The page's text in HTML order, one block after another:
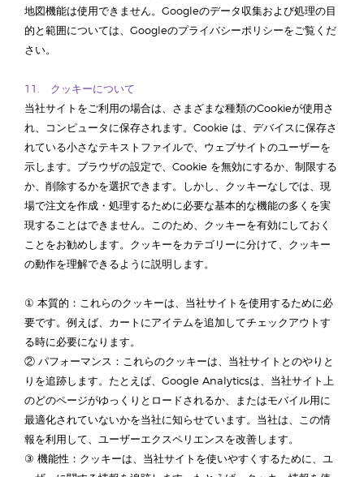
地図機能は使用できません。Googleのデータ収集および処理の目
的と範囲については、Googleのプライバシーポリシーをご覧くだ
さい。
11. クッキーについて
当社サイトをご利用の場合は、さまざまな種類のCookieが使用さ
れ、コンピュータに保存されます。Cookie は、デバイスに保存さ
れている小さなテキストファイルで、ウェブサイトのユーザーを
示します。ブラウザの設定で、Cookie を無効にするか、制限する
か、削除するかを選択できます。しかし、クッキーなしでは、現
場で注文を作成・処理するために必要な基本的な機能の多くを実
現することはできません。このため、クッキーを有効にしておく
ことをお勧めします。クッキーをカテゴリーに分けて、クッキー
の動作を理解できるように説明します。
① 本質的：これらのクッキーは、当社サイトを使用するために必
要です。例えば、カートにアイテムを追加してチェックアウトす
る時に必要になります。
② パフォーマンス：これらのクッキーは、当社サイトとのやりと
りを追跡します。たとえば、Google Analyticsは、当社サイト上
のどのページがゆっくりとロードされるか、またはモバイル用に
最適化されていないかを当社に知らせています。当社は、この情
報を利用して、ユーザーエクスペリエンスを改善します。
③ 機能性：クッキーは、当社サイトを使いやすくするために、ユ